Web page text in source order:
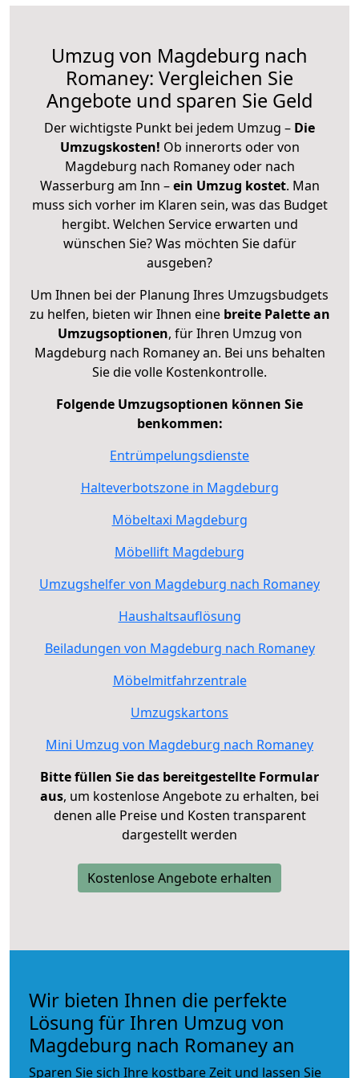
Umzug von Magdeburg nach
Romaney: Vergleichen Sie
Angebote und sparen Sie Geld
Der wichtigste Punkt bei jedem Umzug – Die
Umzugskosten! Ob innerorts oder von
Magdeburg nach Romaney oder nach
Wasserburg am Inn –ein Umzug kostet. Man
muss sich vorher im Klaren sein, was das Budget
hergibt. Welchen Service erwarten und
wünschen Sie? Was möchten Sie dafür
ausgeben?
Um Ihnen bei der Planung Ihres Umzugsbudgets
zu helfen, bieten wir Ihnen eine breite Palette an
Umzugsoptionen, für Ihren Umzug von
Magdeburg nach Romaney an. Bei uns behalten
Sie die volle Kostenkontrolle.
Folgende Umzugsoptionen können Sie
benkommen:
Entrümpelungsdienste
Halteverbotszone in Magdeburg
Möbeltaxi Magdeburg
Möbellift Magdeburg
Umzugshelfer von Magdeburg nach Romaney
Haushaltsauflösung
Beiladungen von Magdeburg nach Romaney
Möbelmitfahrzentrale
Umzugskartons
Mini Umzug von Magdeburg nach Romaney
Bitte füllen Sie das bereitgestellte Formular
aus, um kostenlose Angebote zu erhalten, bei
denen alle Preise und Kosten transparent
dargestellt werden
Kostenlose Angebote erhalten
Wir bieten Ihnen die perfekte
Lösung für Ihren Umzug von
Magdeburg nach Romaney an
Sparen Sie sich Ihre kostbare Zeit und lassen Sie